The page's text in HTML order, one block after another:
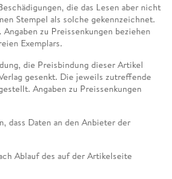
die das Lesen aber nicht
Stempel als solche gekennzeichnet.
zu Preissenkungen beziehen
Exemplars.
die Preisbindung dieser Artikel
gesenkt. Die jeweils zutreffende
Angaben zu Preissenkungen
dass Daten an den Anbieter der
Ablauf des auf der Artikelseite